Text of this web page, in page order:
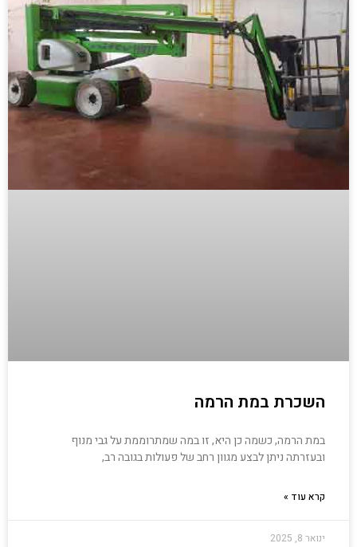
השכרת במת הרמה
במת הרמה, כשמה כן היא, זו במה שמתרוממת על גבי מנוף
ובעזרתה ניתן לבצע מגוון רחב של פעולות בגובה רב,
קרא עוד »
ינואר 8, 2025